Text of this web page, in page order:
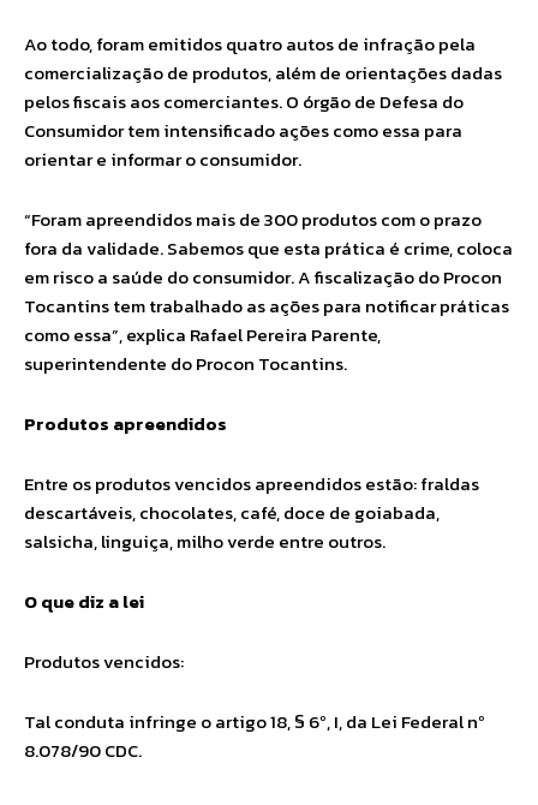
Ao todo, foram emitidos quatro autos de infração pela
comercialização de produtos, além de orientações dadas
pelos fiscais aos comerciantes. O órgão de Defesa do
Consumidor tem intensificado ações como essa para
orientar e informar o consumidor.
“Foram apreendidos mais de 300 produtos com o prazo
fora da validade. Sabemos que esta prática é crime, coloca
em risco a saúde do consumidor. A fiscalização do Procon
Tocantins tem trabalhado as ações para notificar práticas
como essa”, explica Rafael Pereira Parente,
superintendente do Procon Tocantins.
Produtos apreendidos
Entre os produtos vencidos apreendidos estão: fraldas
descartáveis, chocolates, café, doce de goiabada,
salsicha, linguiça, milho verde entre outros.
O que diz a lei
Produtos vencidos:
Tal conduta infringe o artigo 18, § 6º, I, da Lei Federal nº
8.078/90 CDC.